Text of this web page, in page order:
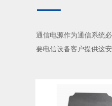
通信电源作为通信系统
要电信设备客户提供这